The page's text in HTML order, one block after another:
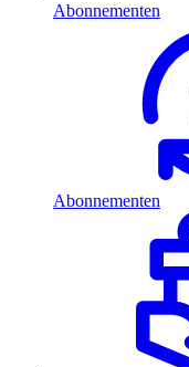
Abonnementen
Abonnementen